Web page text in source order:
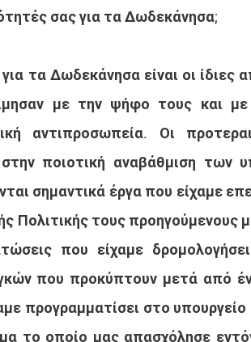
σας για τα Δωδεκάνησα;
τα Δωδεκάνησα είναι οι
με την ψήφο τους και με
αντιπροσωπεία. Οι
ποιοτική αναβάθμιση των
σημαντικά έργα που είχαμε
Πολιτικής τους προηγούμενους
που είχαμε
που προκύπτουν μετά από
προγραμματίσει στο υπουργείο
το οποίο μας απασχόλησε